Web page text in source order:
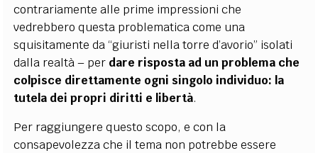
contrariamente alle prime impressioni che
vedrebbero questa problematica come una
squisitamente da “giuristi nella torre d’avorio” isolati
dalla realtà – per dare risposta ad un problema che
colpisce direttamente ogni singolo individuo: la
tutela dei propri diritti e libertà.
Per raggiungere questo scopo, e con la
consapevolezza che il tema non potrebbe essere